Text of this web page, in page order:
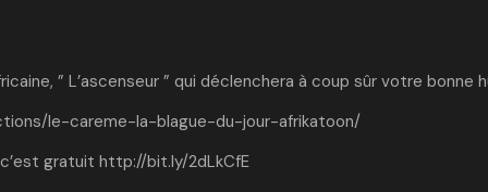
” L’ascenseur ” qui déclenchera à coup sûr votre bonne
le-careme-la-blague-du-jour-afrikatoon/
gratuit http://bit.ly/2dLkCfE